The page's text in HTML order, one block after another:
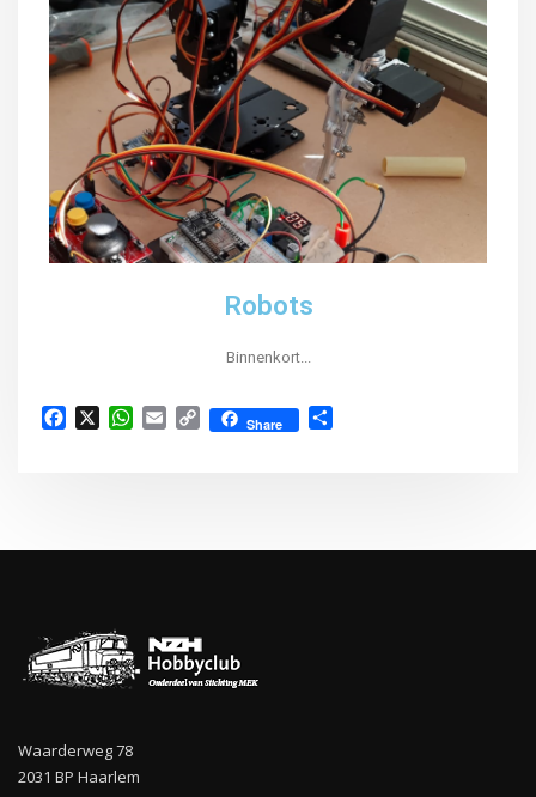
Robots
Binnenkort...
Facebook
X WhatsApp
EmailCopy
Link
Share
Waarderweg 78
2031 BP Haarlem